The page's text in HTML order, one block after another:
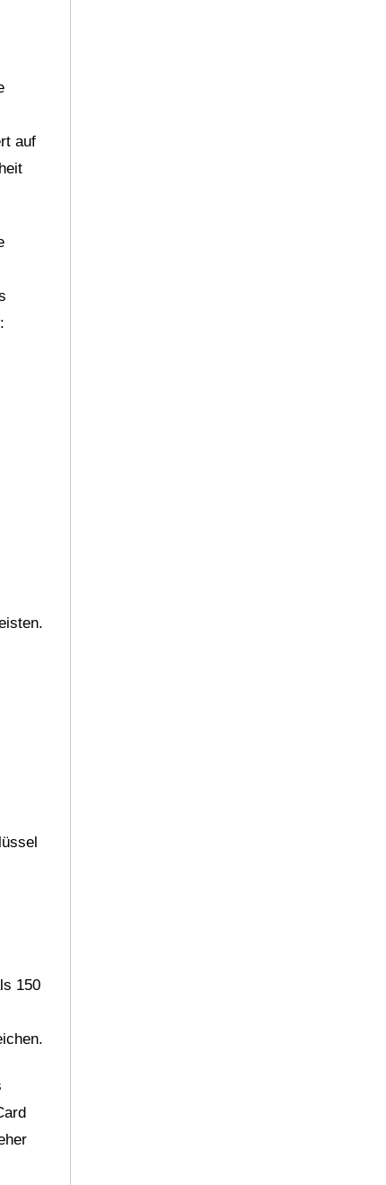
auf
150